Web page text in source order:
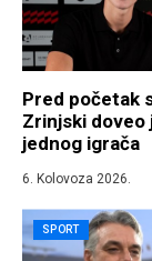
Pred početak
Zrinjski doveo
jednog igrača
6. Kolovoza 2026.
SPORT